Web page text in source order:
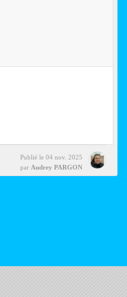
Publié le 04 nov. 2025
par Audrey PARGON